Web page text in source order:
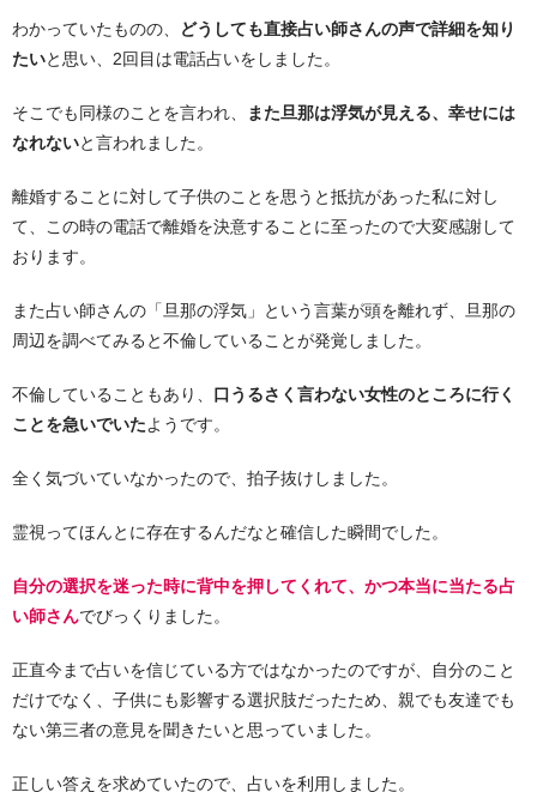
わかっていたものの、
どうしても直接占い師さんの声で詳細を知り
たいと思い、2回目は電話占いをしました。
そこでも同様のことを言われ、
また旦那は浮気が見える、幸せには
なれないと言われました。
離婚することに対して子供のことを思うと抵抗があった私に対し
て、この時の電話で離婚を決意することに至ったので大変感謝して
おります。
また占い師さんの「旦那の浮気」という言葉が頭を離れず、旦那の
周辺を調べてみると不倫していることが発覚しました。
不倫していることもあり、 口うるさく言わない女性のところに行く
ことを急いでいたようです。
全く気づいていなかったので、拍子抜けしました。
霊視ってほんとに存在するんだなと確信した瞬間でした。
自分の選択を迷った時に背中を押してくれて、かつ本当に当たる占
い師さんでびっくりました。
正直今まで占いを信じている方ではなかったのですが、自分のこと
だけでなく、子供にも影響する選択肢だったため、親でも友達でも
ない第三者の意見を聞きたいと思っていました。
正しい答えを求めていたので、占いを利用しました。